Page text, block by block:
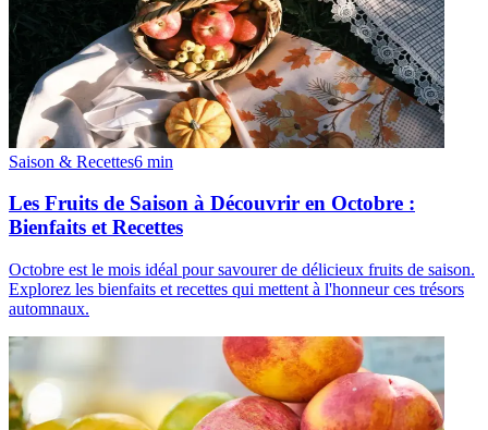
Saison & Recettes6 min
Les Fruits de Saison à Découvrir en Octobre :
Bienfaits et Recettes
Octobre est le mois idéal pour savourer de délicieux fruits de saison.
Explorez les bienfaits et recettes qui mettent à l'honneur ces trésors
automnaux.